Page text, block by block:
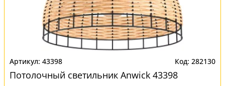
43398 282130
Потолочный светильник Anwick 43398